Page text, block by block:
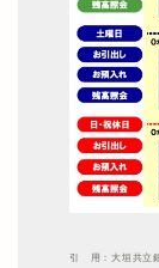
引 用：大垣共立